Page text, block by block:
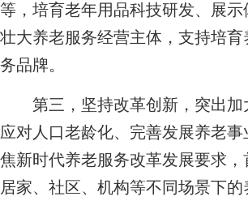
等，培育老年用品科技研发、展
壮大养老服务经营主体，支持培
务品牌。
第三，坚持改革创新，突出加
应对人口老龄化、完善发展养老
焦新时代养老服务改革发展要求
居家、社区、机构等不同场景下